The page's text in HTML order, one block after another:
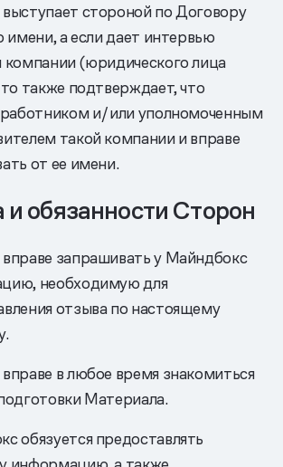
стороной по Договору
имени, а если дает интервью
(юридического лица
также подтверждает, что
работником и/или уполномоченным
такой компании и вправе
от ее имени.
и обязанности Сторон
запрашивать у Майндбокс
необходимую для
отзыва по настоящему
в любое время знакомиться
Материала.
обязуется предоставлять